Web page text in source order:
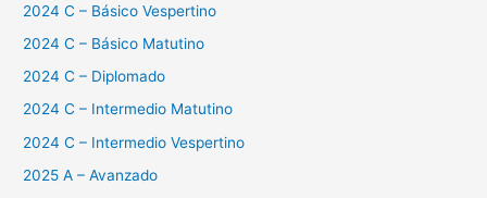
2024 C – Básico Vespertino
2024 C – Básico Matutino
2024 C – Diplomado
2024 C – Intermedio Matutino
2024 C – Intermedio Vespertino
2025 A – Avanzado